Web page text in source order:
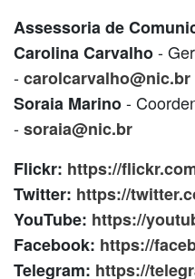
Assessoria de
Carolina Carvalho-
-carolcarvalho@nic.br
Soraia Marino-
-soraia@nic.br
Flickr: https://
Twitter: https://
YouTube: https://
Facebook: https://
Telegram: https://